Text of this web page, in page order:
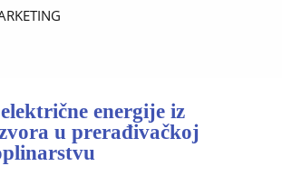
energije iz
u prerađivačkoj